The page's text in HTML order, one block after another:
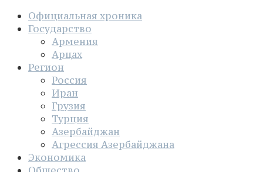
Официальная хроника
Государство
Армения
Арцах
Регион
Россия
Иран
Грузия
Турция
Азербайджан
Агрессия Азербайджана
Экономика